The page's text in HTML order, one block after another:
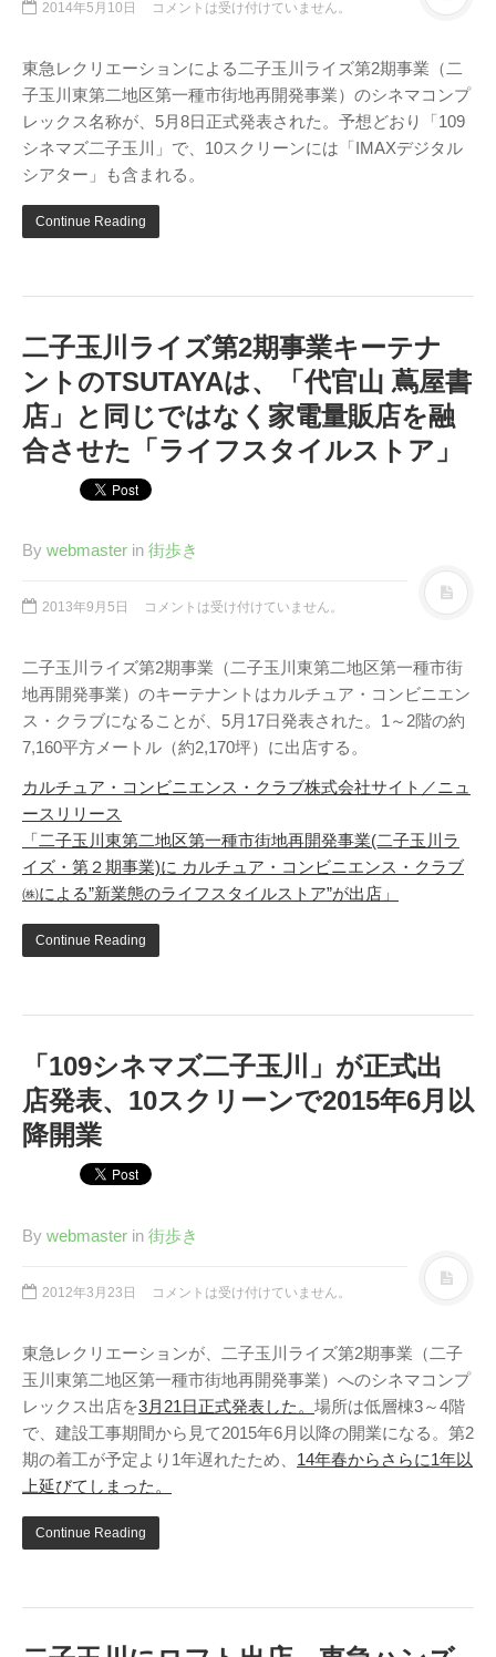
FANDERSON（Facebook
The Official Gerry
Anderson Website
UFO Series Home Page
UFO Series Home
Page（Facebook）
S.H.A.D.O. Research
Labs
UFO（Facebook）
Information
特撮 プロップス 倉庫
ペンギン貿易
ムラタ有子
GALLERY SIDE
2014年5月10日 コメントは受け付けていません。
東急レクリエーションによる二子玉川ライズ第2期事業（二
子玉川東第二地区第一種市街地再開発事業）のシネマコンプ
レックス名称が、5月8日正式発表された。予想どおり「109
シネマズ二子玉川」で、10スクリーンには「IMAXデジタル
シアター」も含まれる。
Continue Reading
二子玉川ライズ第2期事業キーテナ
ントのTSUTAYAは、「代官山 蔦屋書
店」と同じではなく家電量販店を融
合させた「ライフスタイルストア」
By webmaster in 街歩き
2013年9月5日 コメントは受け付けていません。
二子玉川ライズ第2期事業（二子玉川東第二地区第一種市街
地再開発事業）のキーテナントはカルチュア・コンビニエン
ス・クラブになることが、5月17日発表された。1～2階の約
7,160平方メートル（約2,170坪）に出店する。
カルチュア・コンビニエンス・クラブ株式会社サイト／ニュ
ースリリース
「二子玉川東第二地区第一種市街地再開発事業(二子玉川ラ
イズ・第２期事業)に カルチュア・コンビニエンス・クラブ
㈱による”新業態のライフスタイルストア”が出店」
Continue Reading
「109シネマズ二子玉川」が正式出
店発表、10スクリーンで2015年6月以
降開業
By webmaster in 街歩き
2012年3月23日 コメントは受け付けていません。
東急レクリエーションが、二子玉川ライズ第2期事業（二子
玉川東第二地区第一種市街地再開発事業）へのシネマコンプ
レックス出店を3月21日正式発表した。 場所は低層棟3～4階
で、建設工事期間から見て2015年6月以降の開業になる。第2
期の着工が予定より1年遅れたため、 14年春からさらに1年以
上延びてしまった。
Continue Reading